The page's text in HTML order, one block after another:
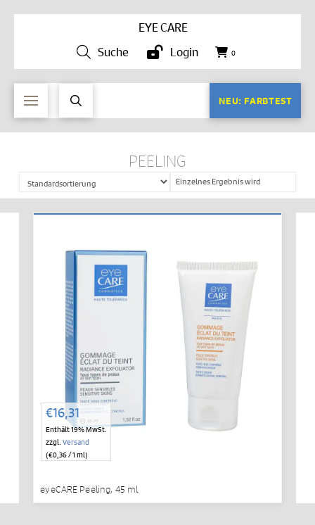
EYE CARE
Suche
Login 0
NEU: FARBTEST
PEELING
Einzelnes Ergebnis wird
angezeigt
€16,31
Enthält 19% MwSt.
zzgl. Versand
(€0,36/ 1 ml)
IN DEN WARENKORB
eyeCARE Peeling, 45 ml